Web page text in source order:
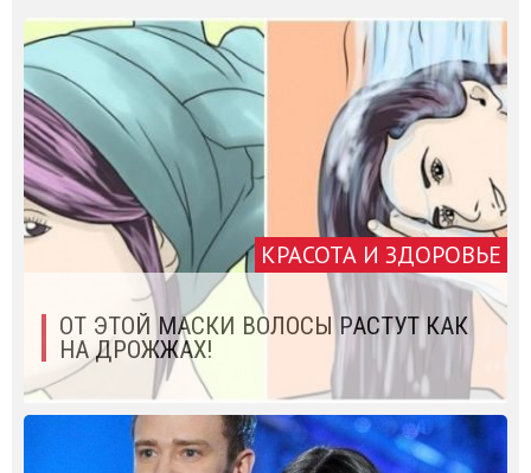
КРАСОТА И ЗДОРОВЬЕ
ОТ ЭТОЙ МАСКИ ВОЛОСЫ РАСТУТ КАК
НА ДРОЖЖАХ!